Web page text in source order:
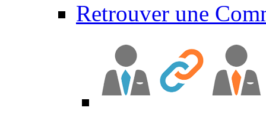
Retrouver une